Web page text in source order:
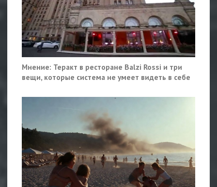
Мнение: Теракт в ресторане Balzi Rossi и три
вещи, которые система не умеет видеть в себе